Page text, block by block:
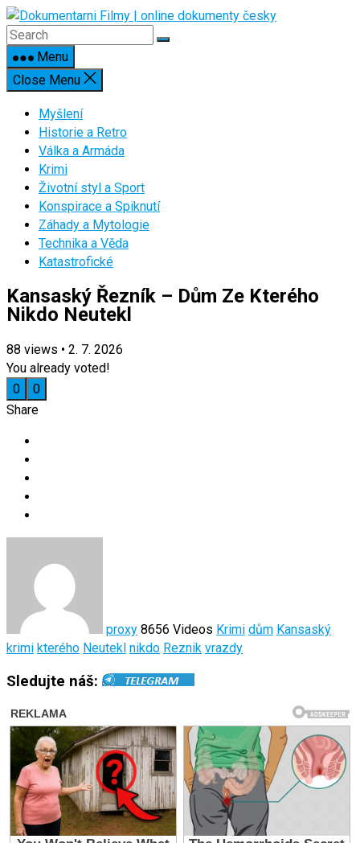
Skip
to
contentMenu
Close Menu
Myšlení
Historie a Retro
Válka a Armáda
Krimi
Životní styl a Sport
Konspirace a Spiknutí
Záhady a Mytologie
Technika a Věda
Katastrofické
Kansaský Řezník – Dům Ze Kterého
Nikdo Neutekl
88 views • 2. 7. 2026
You already voted!
0
0
Share
proxy 8656 Videos Krimi dům Kansaský
krimi kterého Neutekl nikdo Reznik vrazdy
Sledujte náš: